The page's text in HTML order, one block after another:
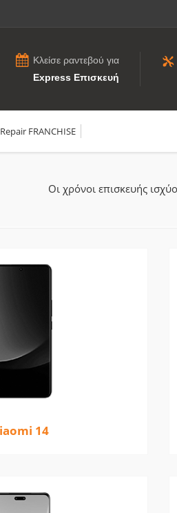
Κλείσε ραντεβού για
Express Επισκευή
FRANCHISE
Οι χρόνοι επισκευής
14